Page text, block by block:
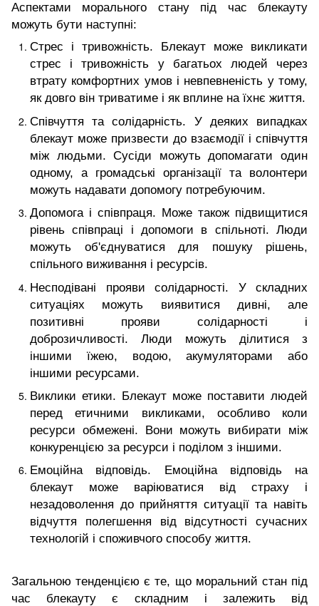
Аспектами морального стану під час блекауту
можуть бути наступні:
Стрес і тривожність. Блекаут може викликати
стрес і тривожність у багатьох людей через
втрату комфортних умов і невпевненість у тому,
як довго він триватиме і як вплине на їхнє життя.
Співчуття та солідарність. У деяких випадках
блекаут може призвести до взаємодії і співчуття
між людьми. Сусіди можуть допомагати один
одному, а громадські організації та волонтери
можуть надавати допомогу потребуючим.
Допомога і співпраця. Може також підвищитися
рівень співпраці і допомоги в спільноті. Люди
можуть об'єднуватися для пошуку рішень,
спільного виживання і ресурсів.
Несподівані прояви солідарності. У складних
ситуаціях можуть виявитися дивні, але
позитивні прояви солідарності і
доброзичливості. Люди можуть ділитися з
іншими їжею, водою, акумуляторами або
іншими ресурсами.
Виклики етики. Блекаут може поставити людей
перед етичними викликами, особливо коли
ресурси обмежені. Вони можуть вибирати між
конкуренцією за ресурси і поділом з іншими.
Емоційна відповідь. Емоційна відповідь на
блекаут може варіюватися від страху і
незадоволення до прийняття ситуації та навіть
відчуття полегшення від відсутності сучасних
технологій і споживчого способу життя.
Загальною тенденцією є те, що моральний стан під
час блекауту є складним і залежить від